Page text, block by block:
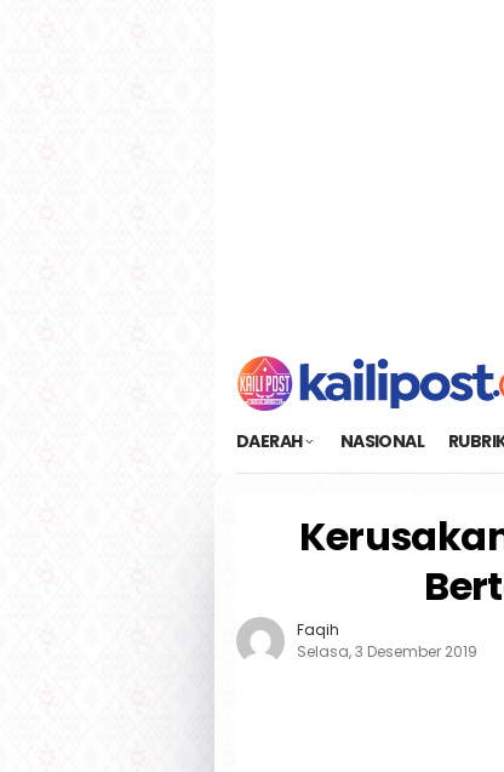
DAERAH NASIONAL
Faqih
Selasa, 3 Desember 2019